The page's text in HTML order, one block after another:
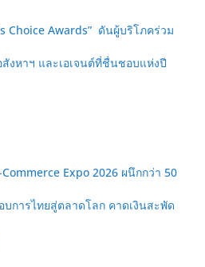
Choice Awards” ดันผู้บริโภคร่วม
งหาฯ และเอเจนต์ที่ชื่นชอบแห่งปี
Expo 2026 ผนึกกว่า 50
การไทยสู่ตลาดโลก คาดเงินสะพัด